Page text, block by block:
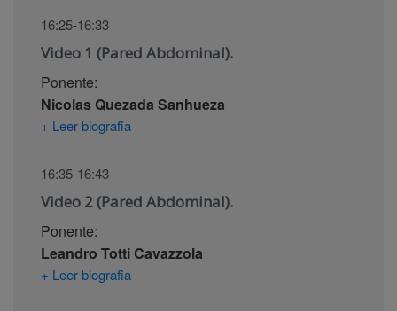
16:25-16:33
Video 1 (Pared Abdominal).
Ponente:
Nicolas Quezada Sanhueza
+ Leer biografia
16:35-16:43
Video 2 (Pared Abdominal).
Ponente:
Leandro Totti Cavazzola
+ Leer biografia